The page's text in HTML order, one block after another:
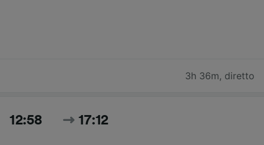
3h 36m, diretto
12:58 17:12